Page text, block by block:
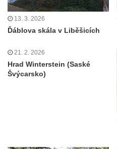
13. 3. 2026
Ďáblova skála v Liběšicích
21. 2. 2026
Hrad Winterstein (Saské
Švýcarsko)